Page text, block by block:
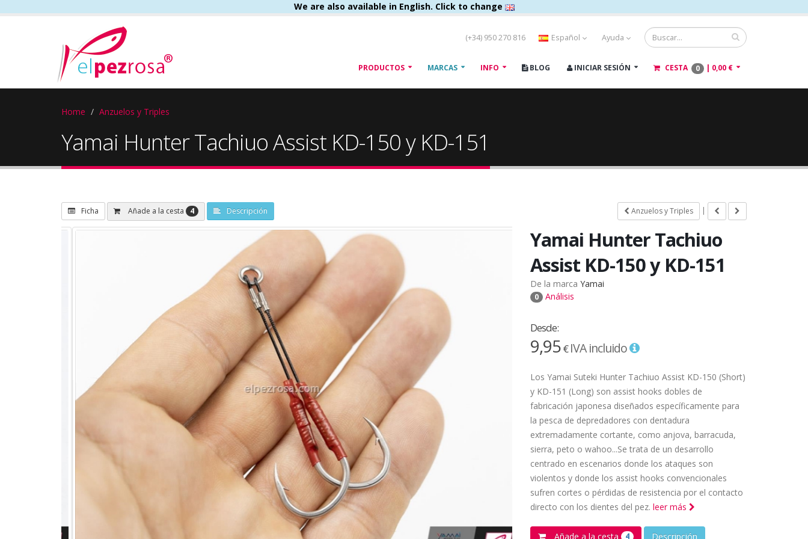
We are also available in English. Click to change
(+34) 950 270 816 Español Ayuda
PRODUCTOS MARCAS INFO BLOG INICIAR SESIÓN CESTA 0 | 0,00 €
Home Anzuelos y Triples
Yamai Hunter Tachiuo Assist KD-150 y KD-151
Ficha Añade a la cesta 4 Descripción Anzuelos y Triples |
Yamai Hunter Tachiuo
Assist KD-150 y KD-151
De la marca Yamai
0 Análisis
Desde:
9,95€IVA incluido
Los Yamai Suteki Hunter Tachiuo Assist KD-150 (Short)
y KD-151 (Long) son assist hooks dobles de
fabricación japonesa diseñados específicamente para
la pesca de depredadores con dentadura
extremadamente cortante, como anjova, barracuda,
sierra, peto o wahoo...Se trata de un desarrollo
centrado en escenarios donde los ataques son
violentos y donde los assist hooks convencionales
sufren cortes o pérdidas de resistencia por el contacto
directo con los dientes del pez. leer más
Añade a la cesta 4 Descripción